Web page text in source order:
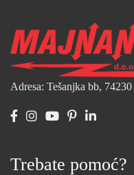
Adresa: Tešanjka bb, 74230
Trebate pomoć?